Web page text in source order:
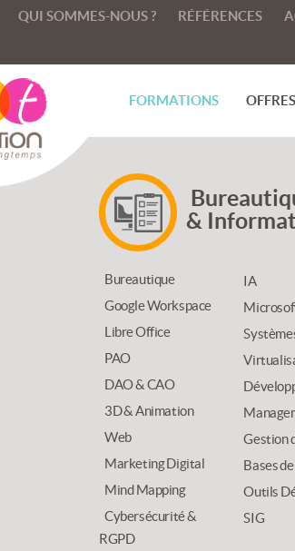
ACCUEIL
QUI SOMMES-NOUS ? RÉFÉRENCES
FORMATIONS OFFRES
&
Bureautique
Google Workspace
Libre Office
PAO
DAO & CAO
3D & Animation
Web
Marketing Digital
Mind Mapping
Cybersécurité &
RGPD
IA
Gestion
Bases
Outils
SIG